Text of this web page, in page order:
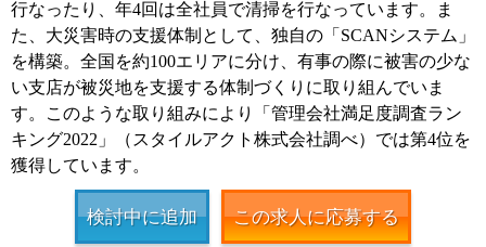
行なったり、年4回は全社員で清掃を行なっています。ま
た、大災害時の支援体制として、独自の「SCANシステム」
を構築。全国を約100エリアに分け、有事の際に被害の少な
い支店が被災地を支援する体制づくりに取り組んでいま
す。このような取り組みにより「管理会社満足度調査ラン
キング2022」（スタイルアクト株式会社調べ）では第4位を
獲得しています。
検討中に追加 この求人に応募する